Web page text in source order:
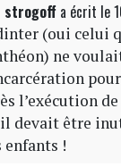
strogoffa écrit le
(oui celui
ne
l’exécution
devait être
enfants !